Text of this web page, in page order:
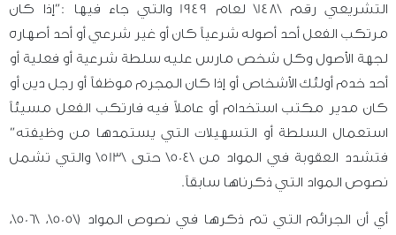
التشريعي رقم \148\ لعام 1949 والتي جاء فيها :”إذا كان
مرتكب الفعل أحد أصوله شرعياً كان أو غير شرعي أو أحد أصهاره
لجهة الأصول وكل شخص مارس عليه سلطة شرعية أو فعلية أو
أحد خدم أولئك الأشخاص أو إذا كان المجرم موظفاً أو رجل دين أو
كان مدير مكتب استخدام أو عاملاً فيه فارتكب الفعل مسيئاً
استعمال السلطة أو التسهيلات التي يستمدها من وظيفته”
فتشدد العقوبة في المواد من \504\ حتى \513\ والتي تشمل
نصوص المواد التي ذكرناها سابقاً.
أي أن الجرائم التي تم ذكرها في نصوص المواد (\505\، \506\،